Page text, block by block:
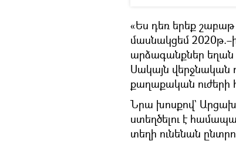
«Ես դեռ երեք
մասնակցեմ
արձագանքներ եղան
Սակայն վերջնական
քաղաքական ուժերի
Նրա խոսքով`
ստեղծելու է
տեղի ունենան